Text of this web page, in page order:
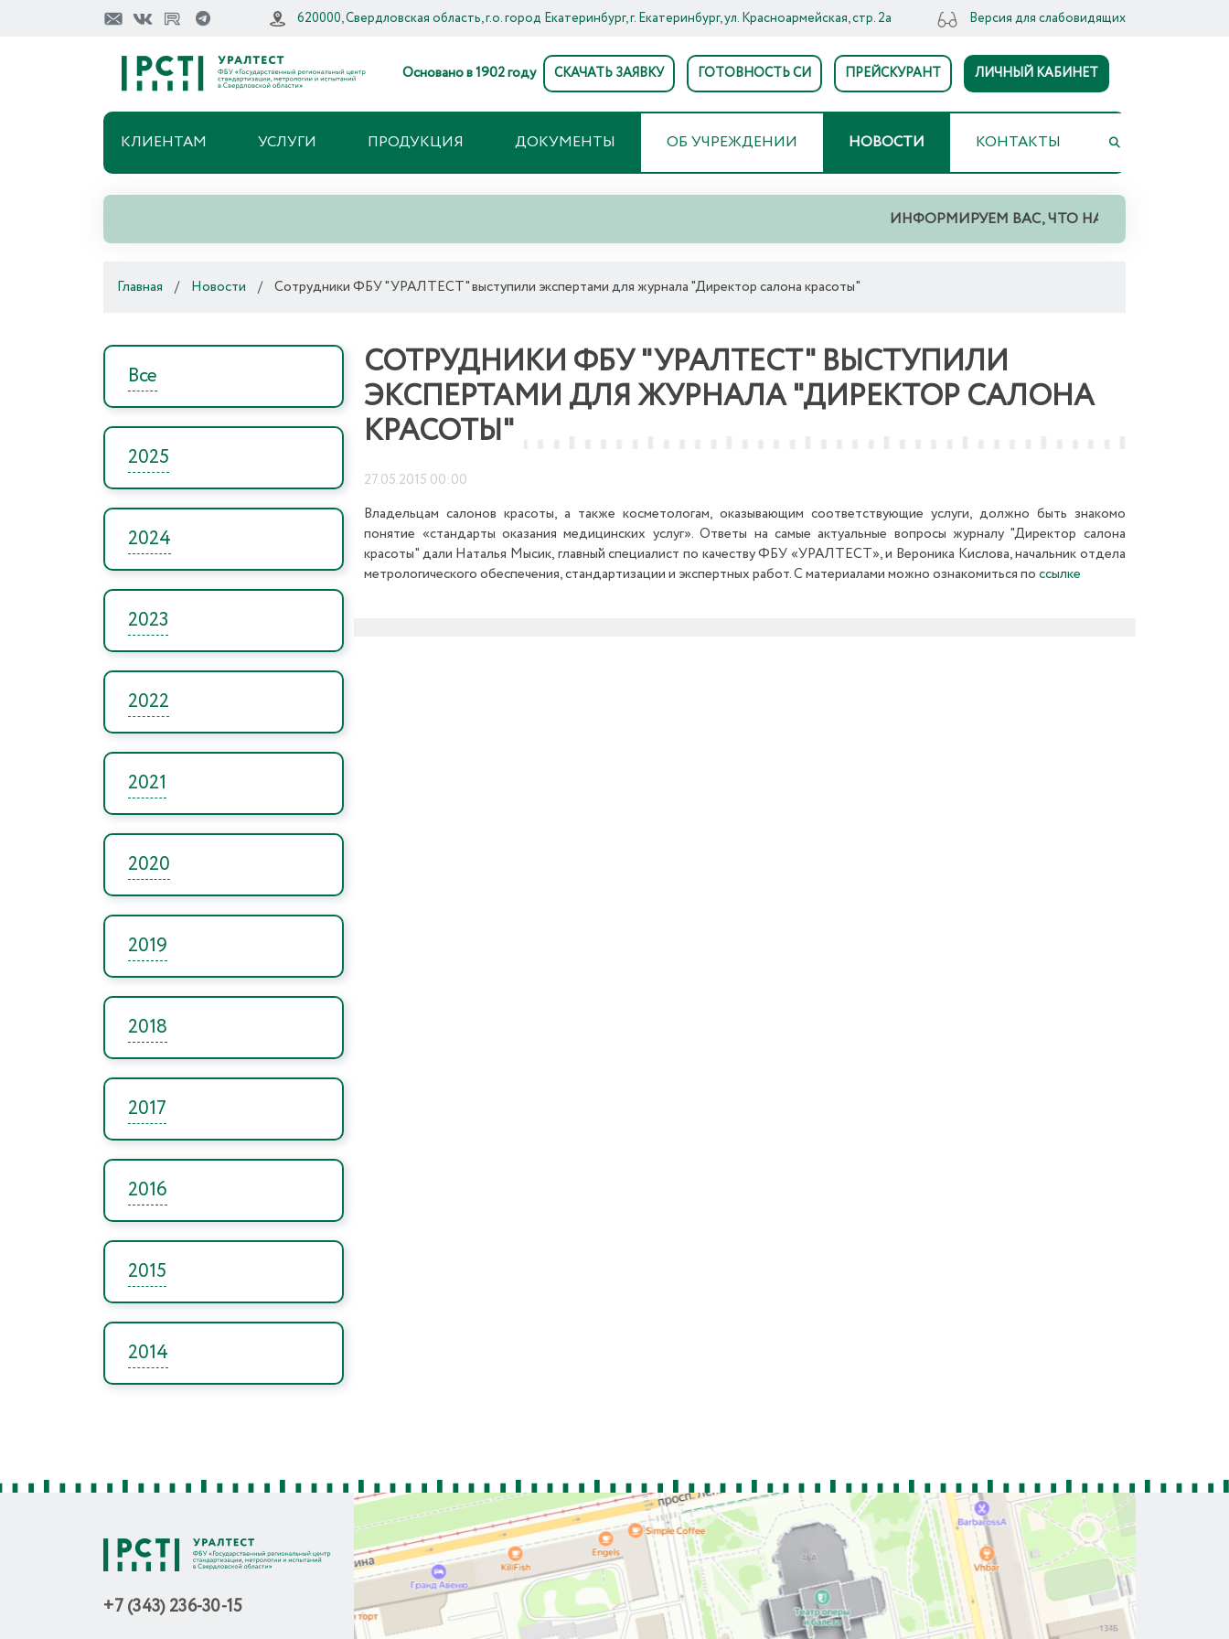
620000, Свердловская область, г.о. город Екатеринбург, г. Екатеринбург, ул. Красноармейская, стр. 2а Версия для слабовидящих
Основано в 1902 году СКАЧАТЬ ЗАЯВКУ ГОТОВНОСТЬ СИ ПРЕЙСКУРАНТ ЛИЧНЫЙ КАБИНЕТ
КЛИЕНТАМ УСЛУГИ ПРОДУКЦИЯ ДОКУМЕНТЫ ОБ УЧРЕЖДЕНИИ НОВОСТИ КОНТАКТЫ
ИНФОРМИРУЕМ ВАС, ЧТО НА ТЕРРИТОРИИ
Главная / Новости / Сотрудники ФБУ "УРАЛТЕСТ" выступили экспертами для журнала "Директор салона красоты"
Все
2025
2024
2023
2022
2021
2020
2019
2018
2017
2016
2015
2014
СОТРУДНИКИ ФБУ "УРАЛТЕСТ" ВЫСТУПИЛИ
ЭКСПЕРТАМИ ДЛЯ ЖУРНАЛА "ДИРЕКТОР САЛОНА
КРАСОТЫ"
27.05.2015 00:00
Владельцам салонов красоты, а также косметологам, оказывающим соответствующие услуги, должно быть знакомо
понятие «стандарты оказания медицинских услуг». Ответы на самые актуальные вопросы журналу "Директор салона
красоты" дали Наталья Мысик, главный специалист по качеству ФБУ «УРАЛТЕСТ», и Вероника Кислова, начальник отдела
метрологического обеспечения, стандартизации и экспертных работ. С материалами можно ознакомиться поссылке
+7 (343) 236-30-15